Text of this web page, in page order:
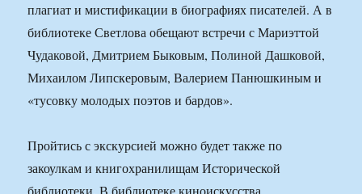
плагиат и мистификации в биографиях писателей. А в
библиотеке Светлова обещают встречи с Мариэттой
Чудаковой, Дмитрием Быковым, Полиной Дашковой,
Михаилом Липскеровым, Валерием Панюшкиным и
«тусовку молодых поэтов и бардов».
Пройтись с экскурсией можно будет также по
закоулкам и книгохранилищам Исторической